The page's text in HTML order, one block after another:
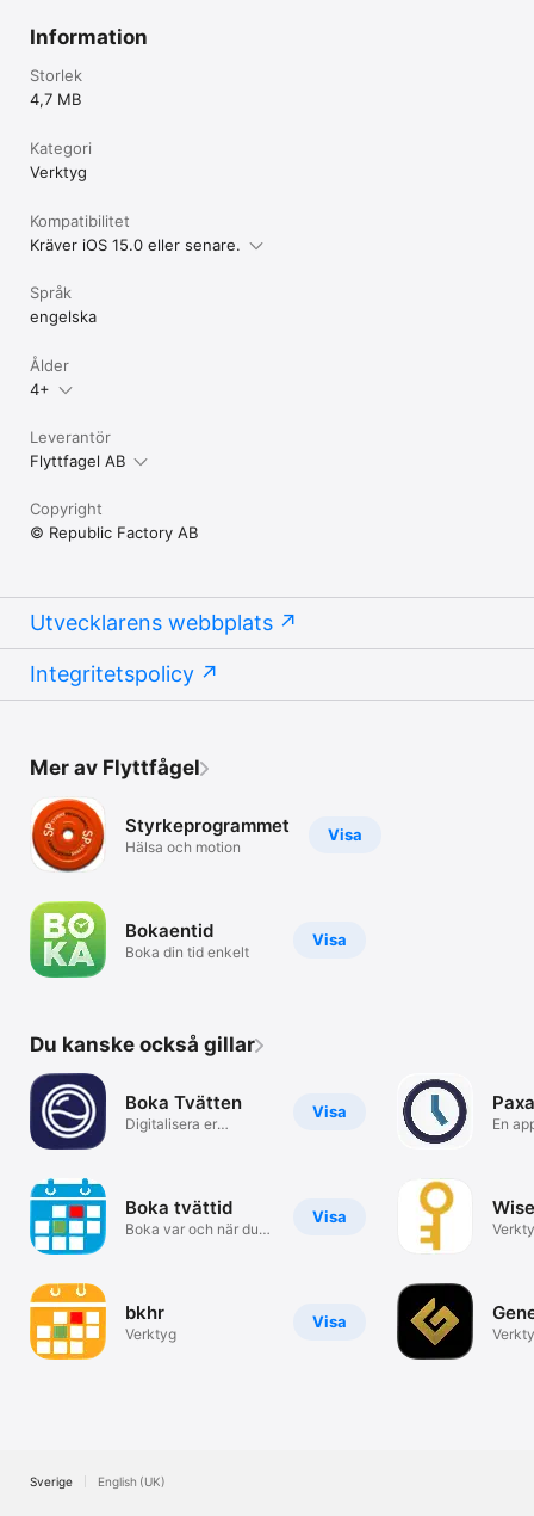
Information
Storlek
4,7 MB
Kategori
Verktyg
Kompatibilitet
Kräver iOS 15.0 eller senare.
Språk
engelska
Ålder
4+
Leverantör
Flyttfagel AB
Copyright
© Republic Factory AB
Utvecklarens webbplats
Integritetspolicy
Mer av Flyttfågel
Visa
Styrkeprogrammet
Hälsa och motion
Visa
Bokaentid
Boka din tid enkelt
Du kanske också gillar
Visa
Boka Tvätten
Digitalisera er
Visa
Boka tvättid
Boka var och när du
Visa
bkhr
Verktyg
En
Sverige English (UK)